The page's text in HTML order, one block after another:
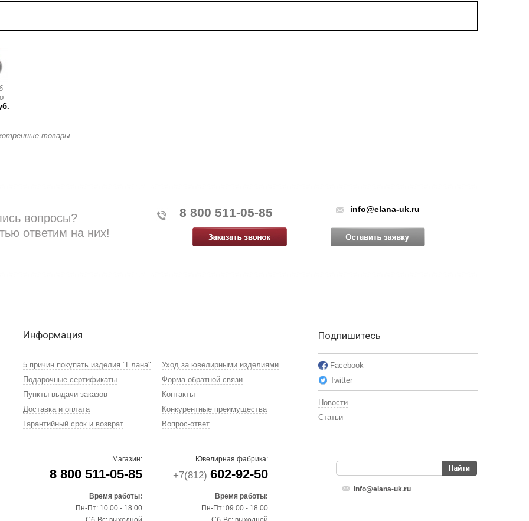
товары...
вопросы?
ответим на них!
8 800 511-05-85 info@elana-uk.ru
Информация
5 причин покупать изделия "Елана"
Подарочные сертификаты
Пункты выдачи заказов
Доставка и оплата
Гарантийный срок и возврат
Уход за ювелирными изделиями
Форма обратной связи
Контакты
Конкурентные преимущества
Вопрос-ответ
Подпишитесь
Facebook
Twitter
Новости
Статьи
Магазин:
8 800 511-05-85
Время работы:
Пн-Пт: 10.00 - 18.00
Ювелирная фабрика:
+7(812) 602-92-50
Время работы:
Пн-Пт: 09.00 - 18.00
info@elana-uk.ru